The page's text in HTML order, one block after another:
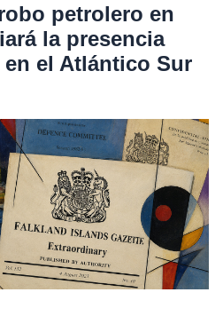
petrolero en
la presencia
el Atlántico Sur